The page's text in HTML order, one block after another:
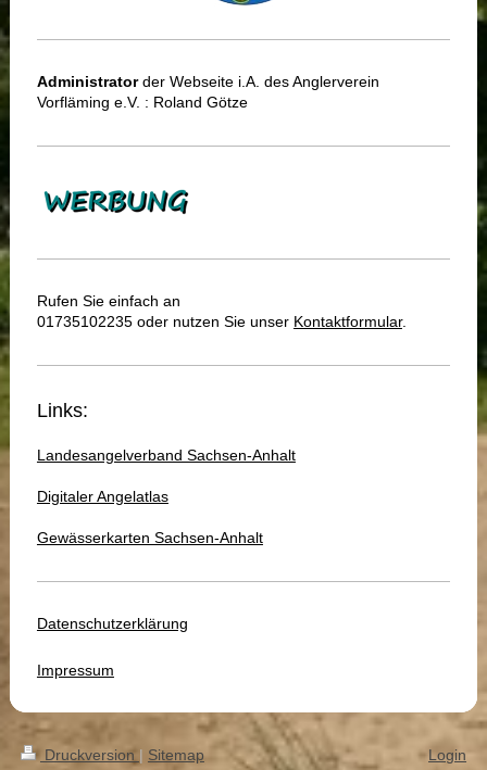
Administratorder Webseite i.A. des Anglerverein
Vorfläming e.V. : Roland Götze
Rufen Sie einfach an
01735102235 oder nutzen Sie unser Kontaktformular.
Links:
Landesangelverband Sachsen-Anhalt
Digitaler Angelatlas
Gewässerkarten Sachsen-Anhalt
Datenschutzerklärung
Impressum
Druckversion | Sitemap
Login